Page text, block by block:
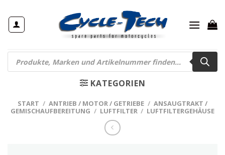
Inhalt
springen
Products
search
KATEGORIEN
START / ANTRIEB / MOTOR / GETRIEBE / ANSAUGTRAKT /
GEMISCHAUFBEREITUNG / LUFTFILTER / LUFTFILTERGEHÄUSE